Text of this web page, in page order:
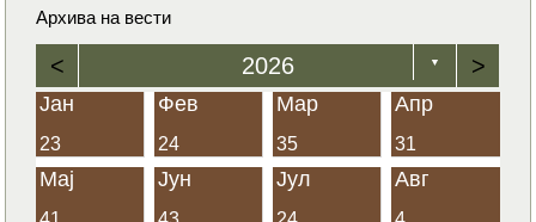
Архива на вести
< 2026 ▼ >
Јан
23
Фев
24
Мар
35
Апр
31
Мај Јун Јул Авг